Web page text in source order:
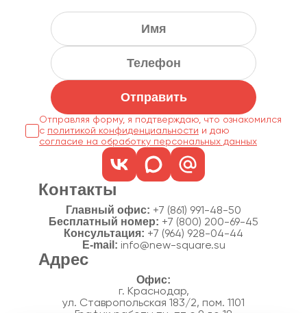
Отправить
Отправляя форму, я подтверждаю, что ознакомился
с политикой конфиденциальности
согласие на обработку персональных данных
Контакты
Главный офис: +7 (861) 991-48-50
Бесплатный номер: +7 (800) 200-69-45
Консультация: +7 (964) 928-04-44
E-mail: info@new-square.su
Адрес
г. Краснодар,
ул. Ставропольская 183/2, пом. 1101